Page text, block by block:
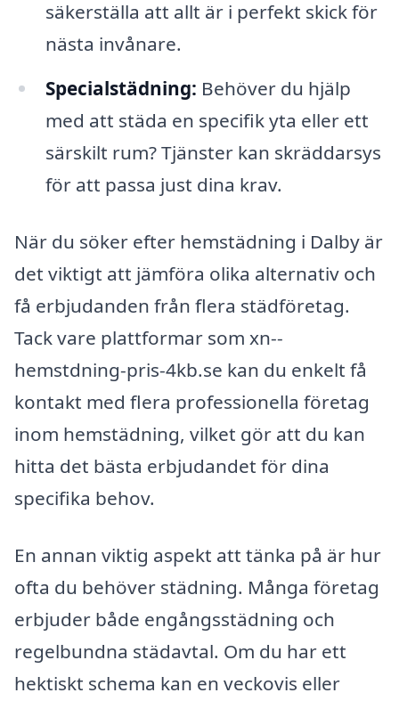
säkerställa att allt är i perfekt skick för
nästa invånare.
Specialstädning: Behöver du hjälp
med att städa en specifik yta eller ett
särskilt rum? Tjänster kan skräddarsys
för att passa just dina krav.
När du söker efter hemstädning i Dalby är
det viktigt att jämföra olika alternativ och
få erbjudanden från flera städföretag.
Tack vare plattformar som xn--
hemstdning-pris-4kb.se kan du enkelt få
kontakt med flera professionella företag
inom hemstädning, vilket gör att du kan
hitta det bästa erbjudandet för dina
specifika behov.
En annan viktig aspekt att tänka på är hur
ofta du behöver städning. Många företag
erbjuder både engångsstädning och
regelbundna städavtal. Om du har ett
hektiskt schema kan en veckovis eller